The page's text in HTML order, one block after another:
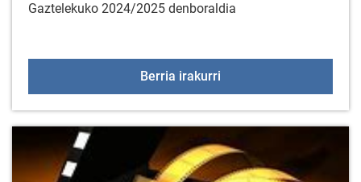
Gaztelekuko 2024/2025 denboraldia
Berria irakurri